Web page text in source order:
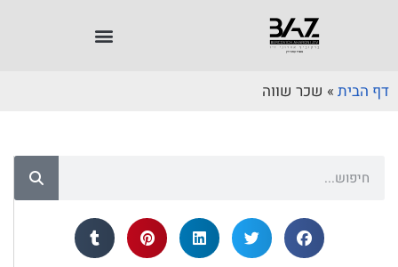
דף הבית » שכר שווה